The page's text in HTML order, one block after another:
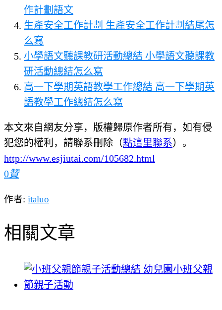
作計劃語文
生產安全工作計劃 生產安全工作計劃結尾怎
么寫
小學語文聽課教研活動總結 小學語文聽課教
研活動總結怎么寫
高一下學期英語教學工作總結 高一下學期英
語教學工作總結怎么寫
本文來自網友分享，版權歸原作者所有，如有侵
犯您的權利，請聯系刪除（點這里聯系）。
http://www.esjiutai.com/105682.html
0贊
作者: italuo
相關文章